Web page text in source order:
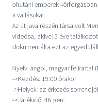
bhutáni emberek
a vallásukat.
Az út java részén társa volt
videósa, akivel 5 éve
dokumentálta ezt az
Nyelv: angol, magyar felirattal
->Kezdés: 19:00 órakor
->Helyek: az érkezés
->Játékidő: 46 perc